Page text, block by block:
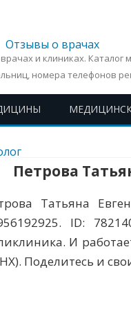
Отзывы о врачах
и клиниках. Каталог
номера телефонов
Петрова
Татьяна
ID:
И
Поделитесь и